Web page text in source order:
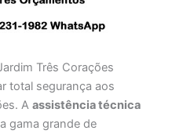
Três Corações
total segurança aos
Aassistência técnica
gama grande de